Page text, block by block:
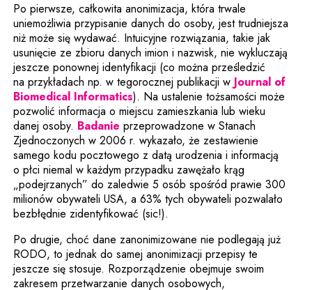
Po pierwsze, całkowita anonimizacja, która trwale
uniemożliwia przypisanie danych do osoby, jest trudniejsza
niż może się wydawać. Intuicyjne rozwiązania, takie jak
usunięcie ze zbioru danych imion i nazwisk, nie wykluczają
jeszcze ponownej identyfikacji (co można prześledzić
na przykładach np. w tegorocznej publikacji w Journal of
Biomedical InformaticsUwaga, link zostanie otwarty w
). Na ustalenie tożsamości może
pozwolić informacja o miejscu zamieszkania lub wieku
danej osoby. Badanie Uwaga, link zostanie otwarty w
przeprowadzone w Stanach
Zjednoczonych w 2006 r. wykazało, że zestawienie
samego kodu pocztowego z datą urodzenia i informacją
o płci niemal w każdym przypadku zawężało krąg
„podejrzanych” do zaledwie 5 osób spośród prawie 300
milionów obywateli USA, a 63% tych obywateli pozwalało
bezbłędnie zidentyfikować (sic!).
Po drugie, choć dane zanonimizowane nie podlegają już
RODO, to jednak do samej anonimizacji przepisy te
jeszcze się stosuje. Rozporządzenie obejmuje swoim
zakresem przetwarzanie danych osobowych,